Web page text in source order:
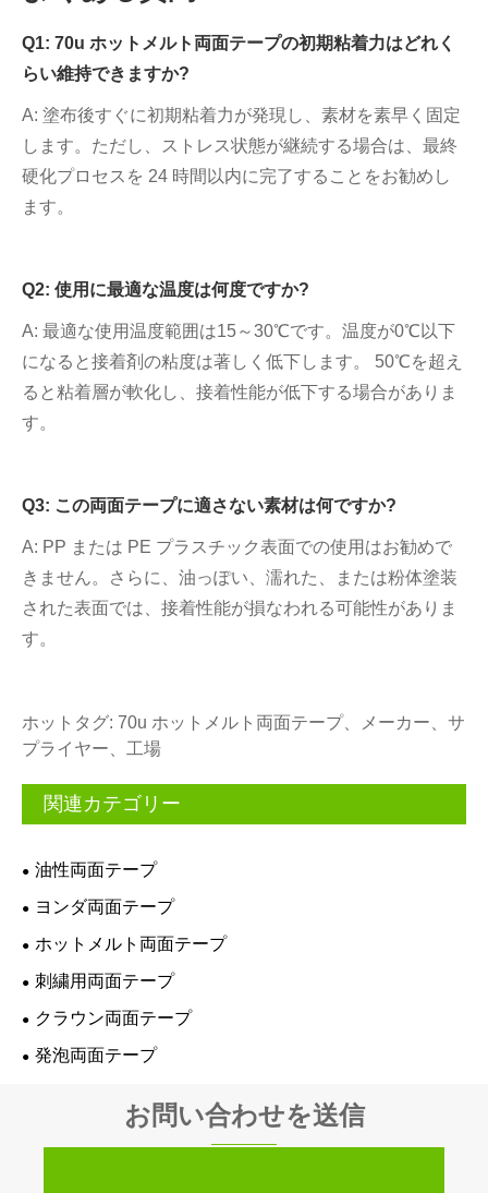
Q1: 70u ホットメルト両面テープの初期粘着力はどれく
らい維持できますか?
A: 塗布後すぐに初期粘着力が発現し、素材を素早く固定
します。ただし、ストレス状態が継続する場合は、最終
硬化プロセスを 24 時間以内に完了することをお勧めし
ます。
Q2: 使用に最適な温度は何度ですか?
A: 最適な使用温度範囲は15～30℃です。温度が0℃以下
になると接着剤の粘度は著しく低下します。 50℃を超え
ると粘着層が軟化し、接着性能が低下する場合がありま
す。
Q3: この両面テープに適さない素材は何ですか?
A: PP または PE プラスチック表面での使用はお勧めで
きません。さらに、油っぽい、濡れた、または粉体塗装
された表面では、接着性能が損なわれる可能性がありま
す。
ホットタグ: 70u ホットメルト両面テープ、メーカー、サ
プライヤー、工場
関連カテゴリー
油性両面テープ
ヨンダ両面テープ
ホットメルト両面テープ
刺繍用両面テープ
クラウン両面テープ
発泡両面テープ
お問い合わせを送信